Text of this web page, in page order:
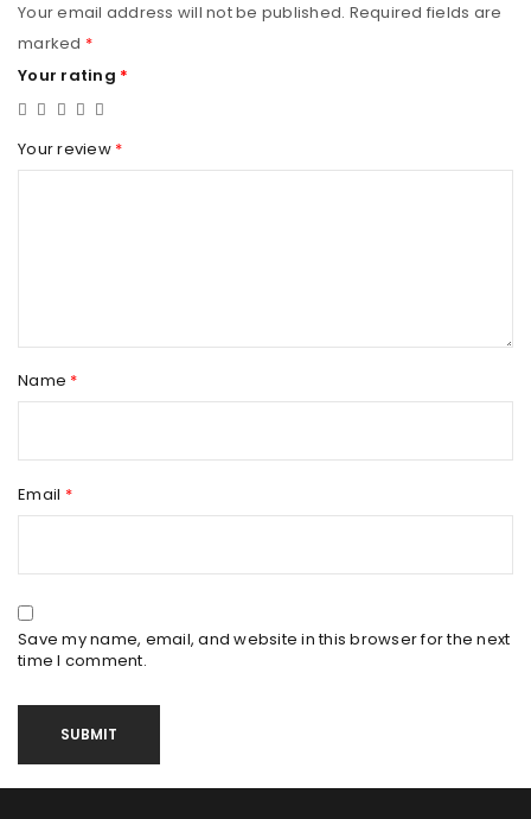
Your email address will not be published. Required fields are
marked *
Your rating *
Your review *
Name *
Email *
Save my name, email, and website in this browser for the next
time I comment.